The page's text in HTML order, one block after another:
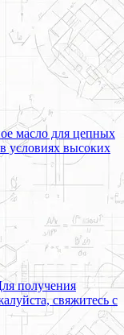
масло для цепных
условиях высоких
получения
свяжитесь с